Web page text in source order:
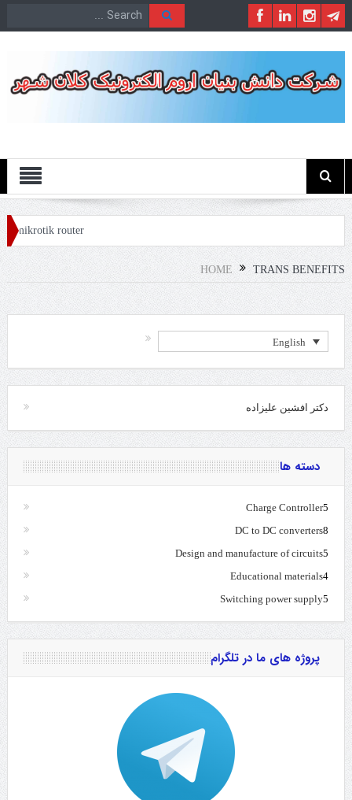
Menu
mikrotik router
HOME TRANS BENEFITS
English
دکتر افشین علیزاده
دسته ها
Charge Controller5
DC to DC converters8
Design and manufacture of circuits5
Educational materials4
Switching power supply5
پروژه های ما در تلگرام